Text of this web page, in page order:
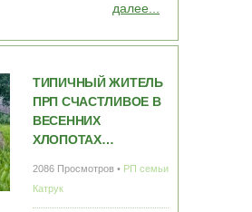
далее...
ТИПИЧНЫЙ ЖИТЕЛЬ
ПРП СЧАСТЛИВОЕ В
ВЕСЕННИХ
ХЛОПОТАХ…
2086 Просмотров • РП семьи
Катрук